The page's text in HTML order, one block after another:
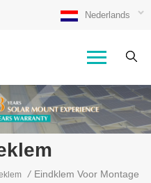
Nederlands
/ Eindklem Voor Montage